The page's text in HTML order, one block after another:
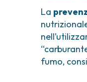
La
fumo,